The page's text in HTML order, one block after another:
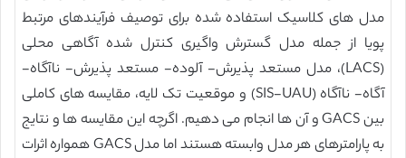
مدل های کلاسیک استفاده شده برای توصیف فرآیندهای مرتبط
پویا از جمله مدل گسترش واگیری کنترل شده آگاهی محلی
(LACS)، مدل مستعد پذیرش- آلوده- مستعد پذیرش- ناآگاه-
آگاه- ناآگاه (SIS-UAU) و موقعیت تک لایه، مقایسه های کاملی
بین GACS و آن ها انجام می دهیم. اگرچه این مقایسه ها و نتایج
به پارامترهای هر مدل وابسته هستند اما مدل GACS همواره اثرات